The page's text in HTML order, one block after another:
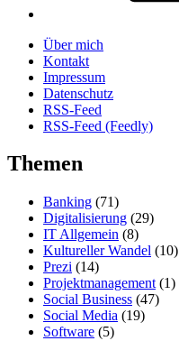
Über mich
Kontakt
Impressum
Datenschutz
RSS-Feed
RSS-Feed (Feedly)
Themen
Banking (71)
Digitalisierung (29)
IT Allgemein (8)
Kultureller Wandel (10)
Prezi (14)
Projektmanagement (1)
Social Business (47)
Social Media (19)
Software (5)